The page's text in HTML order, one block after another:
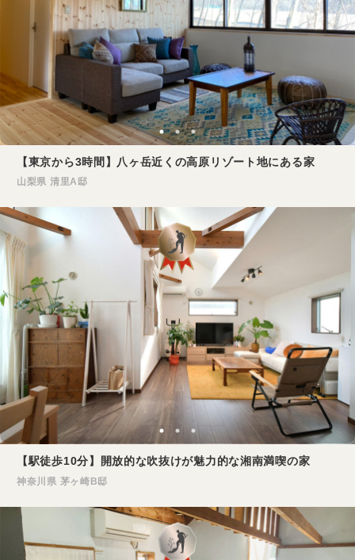
【東京から3時間】八ヶ岳近くの高原リゾート地にある家
山梨県 清里A邸
【駅徒歩10分】開放的な吹抜けが魅力的な湘南満喫の家
神奈川県 茅ヶ崎B邸